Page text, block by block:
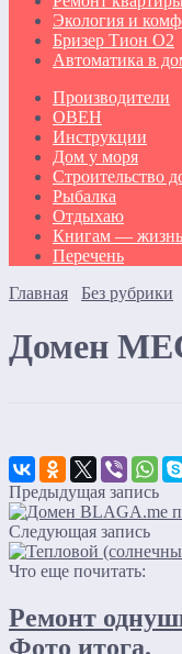
Экология и
Бризер Тион О2
Автоматика в
Производители
ОВЕН
Инструкции
Дом у моря
Строительство
Рыбалка
Отдыхаю
Книгам — жизнь
Перечень
Главная
Без рубрики
Домен
Предыдущая запись
Следующая запись
Что еще почитать:
Ремонт
Фото итога.